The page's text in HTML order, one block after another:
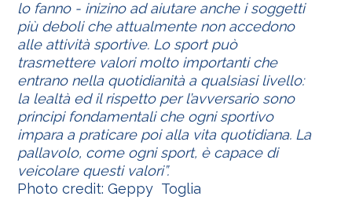
lo fanno - inizino ad aiutare anche i soggetti
più deboli che attualmente non accedono
alle attività sportive. Lo sport può
trasmettere valori molto importanti che
entrano nella quotidianità a qualsiasi livello:
la lealtà ed il rispetto per l’avversario sono
principi fondamentali che ogni sportivo
impara a praticare poi alla vita quotidiana. La
pallavolo, come ogni sport, è capace di
veicolare questi valori”.
Photo credit: Geppy Toglia